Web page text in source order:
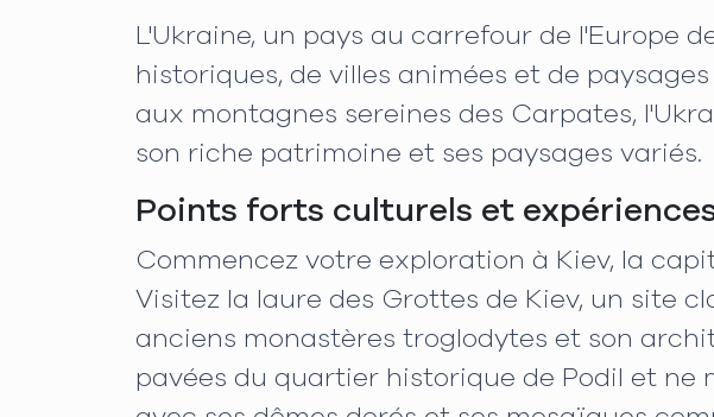
L'Ukraine, un pays au carrefour de l'Europe
historiques, de villes animées et de
aux montagnes sereines des Carpates,
son riche patrimoine et ses paysages variés.
Points forts culturels et
Commencez votre exploration à Kiev, la
Visitez la laure des Grottes de Kiev, un site
anciens monastères troglodytes et son
pavées du quartier historique de Podil et